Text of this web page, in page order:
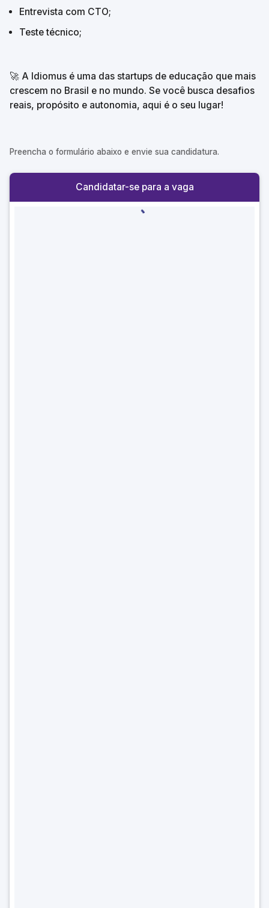
Entrevista com CTO;
Teste técnico;
🚀 A Idiomus é uma das startups de educação que mais
crescem no Brasil e no mundo. Se você busca desafios
reais, propósito e autonomia, aqui é o seu lugar!
Preencha o formulário abaixo e envie sua candidatura.
Candidatar-se para a vaga